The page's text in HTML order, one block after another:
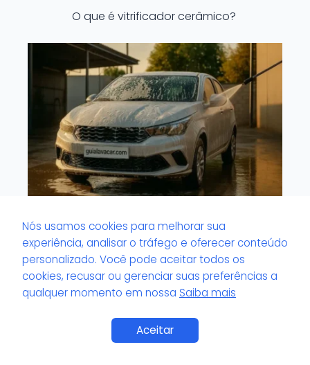
O que é vitrificador cerâmico?
O que é ventilação cruzada durante a
secagem?
Nós usamos cookies para melhorar sua
experiência, analisar o tráfego e oferecer conteúdo
personalizado. Você pode aceitar todos os
cookies, recusar ou gerenciar suas preferências a
qualquer momento em nossa Saiba mais
AceitarSaiba Mais